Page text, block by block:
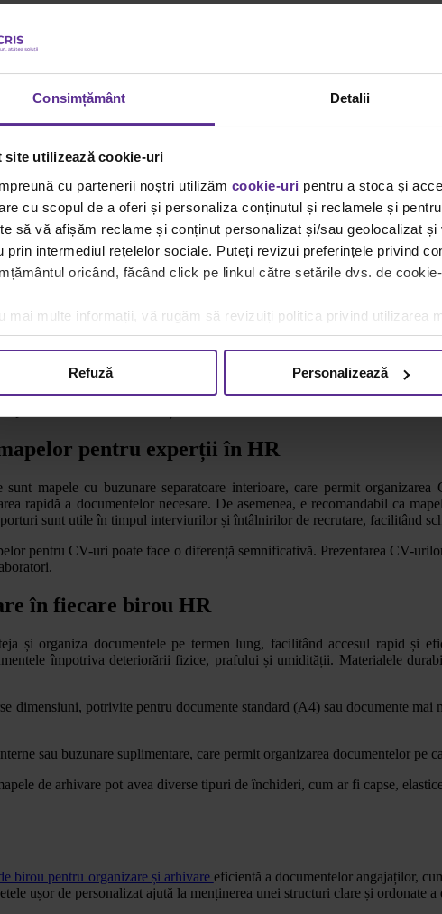
Consimțământ Detalii
site utilizează cookie-uri
cu partenerii noștri utilizăm cookie-uri pentru a stoca și
cu scopul de a oferi și personaliza conținutul și reclamele și
să vă afișăm reclame și conținut personalizat și/sau geolocalizat
prin intermediul rețelelor sociale. Puteți revizui preferințele privind
oricând, făcând click pe linkul către setările dvs. de
mai multe informații, vă rugăm să revizuiți politica privind utilizarea
Refuză Personalizează
Sursă foto unsplash.com (poza se
sau mape de plastic, cu unul sau două buzunare interioare.
cu un mecanism cu inele, similar cu un dosar, permițând inserarea și
includ suporturi speciale pentru documente, cum ar fi
la documente sunt esențiale.
pentru experții în HR
mapele cu buzunare separatoare interioare, care permit
rapidă a documentelor necesare. De asemenea, e recomandabil ca
sunt utile în timpul interviurilor și întâlnirilor de recrutare, facilitând
pentru CV-uri poate face o diferență semnificativă. Prezentarea CV-
în fiecare birou HR
și organiza documentele pe termen lung, facilitând accesul rapid și
împotriva deteriorării fizice, prafului și umidității. Materialele
dimensiuni, potrivite pentru documente standard (A4) sau documente
sau buzunare suplimentare, care permit organizarea documentelor
de arhivare pot avea diverse tipuri de închideri, cum ar fi capse,
birou pentru organizare și arhivare eficientă a documentelor angajaților,
ușor de personalizat ajută la menținerea unei structuri clare și ordonate a